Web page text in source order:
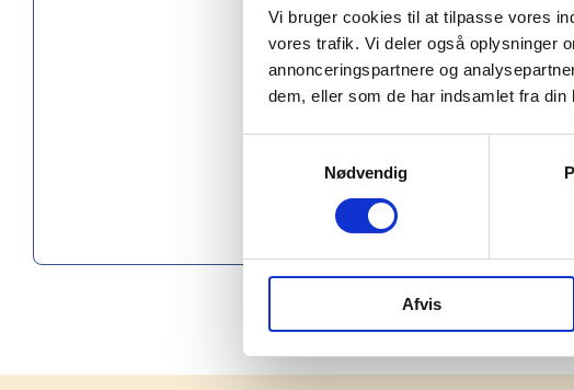
Vi bruger cookies til at tilpasse vores
vores trafik. Vi deler også oplysninger
annonceringspartnere og
dem, eller som de har indsamlet fra din
Nødvendig
Afvis
Køn
Vægt i gram